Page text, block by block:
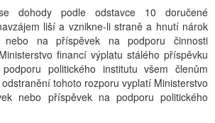
dohody podle odstavce 10 doručené
liší a vznikne-li straně a hnutí nárok
na příspěvek na podporu činnosti
financí výplatu stálého příspěvku
politického institutu všem členům
tohoto rozporu vyplatí Ministerstvo
nebo příspěvek na podporu politického